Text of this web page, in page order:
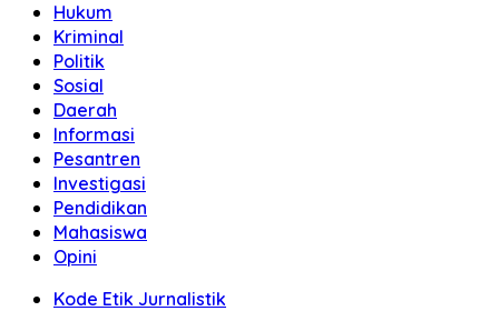
Hukum
Kriminal
Politik
Sosial
Daerah
Informasi
Pesantren
Investigasi
Pendidikan
Mahasiswa
Opini
Kode Etik Jurnalistik